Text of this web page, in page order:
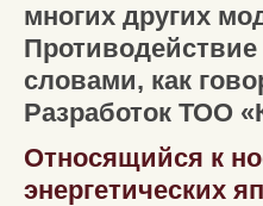
многих других
словами, как
Разработок ТОО
Относящийся к
энергетических